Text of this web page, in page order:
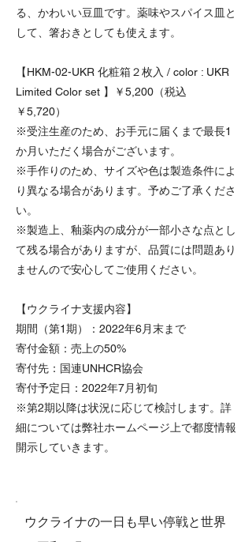
る、かわいい豆皿です。薬味やスパイス皿と
して、箸おきとしても使えます。
【HKM-02-UKR 化粧箱２枚入 / color : UKR
Limited Color set 】￥5,200（税込
￥5,720）
※受注生産のため、お手元に届くまで最長1
か月いただく場合がございます。
※手作りのため、サイズや色は製造条件によ
り異なる場合があります。予めご了承くださ
い。
※製造上、釉薬内の成分が一部小さな点とし
て残る場合がありますが、品質には問題あり
ませんので安心してご使用ください。
【ウクライナ支援内容】
期間（第1期）：2022年6月末まで
寄付金額：売上の50%
寄付先：国連UNHCR協会
寄付予定日：2022年7月初旬
※第2期以降は状況に応じて検討します。詳
細については弊社ホームページ上で都度情報
開示していきます。
ウクライナの一日も早い停戦と世界